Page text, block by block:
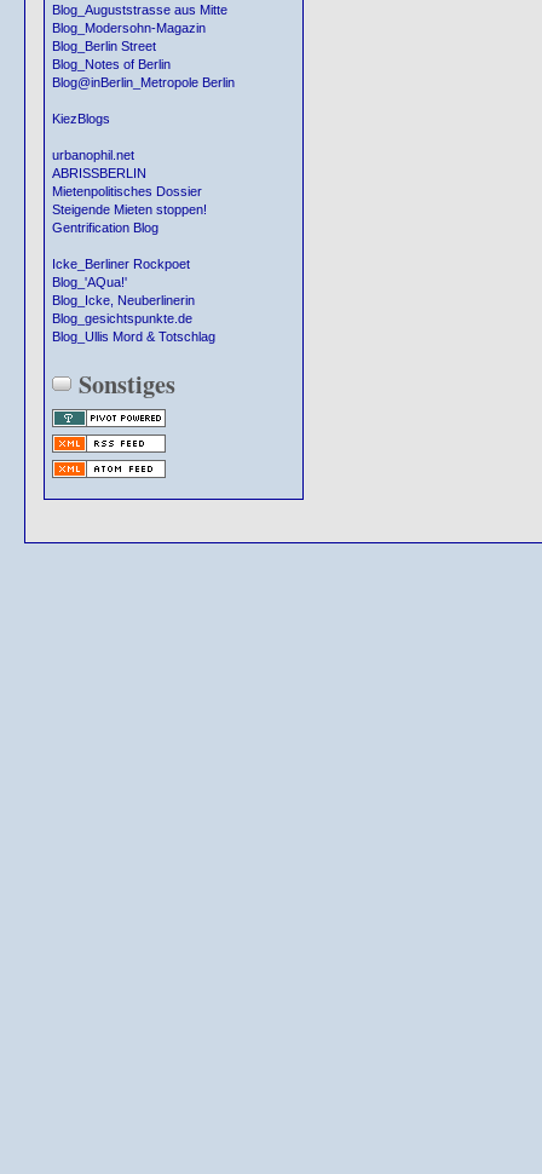
Blog_Auguststrasse aus Mitte
Blog_Modersohn-Magazin
Blog_Berlin Street
Blog_Notes of Berlin
Blog@inBerlin_Metropole Berlin
KiezBlogs
urbanophil.net
ABRISSBERLIN
Mietenpolitisches Dossier
Steigende Mieten stoppen!
Gentrification Blog
Icke_Berliner Rockpoet
Blog_'AQua!'
Blog_Icke, Neuberlinerin
Blog_gesichtspunkte.de
Blog_Ullis Mord & Totschlag
Sonstiges